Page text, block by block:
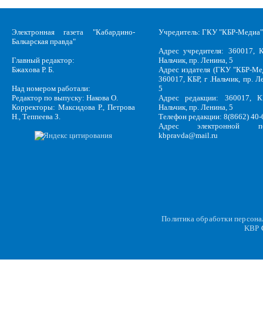
Электронная газета "Кабардино-
Балкарская правда"
Главный редактор:
Бжахова Р. Б.
Над номером работали:
Редактор по выпуску: Накова О.
Корректоры: Максидова Р., Петрова
Н., Теппеева З.
Учредитель: ГКУ "КБР-Медиа"
Адрес учредителя: 360017,
Нальчик, пр. Ленина, 5
Адрес издателя (ГКУ "КБР-
360017, КБР, г .Нальчик, пр.
5
Адрес редакции: 360017,
Нальчик, пр. Ленина, 5
Телефон редакции: 8(8662)
Адрес электронной
kbpravda@mail.ru
Политика обработки
KBP